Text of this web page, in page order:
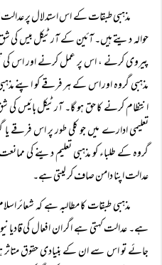
مذہبی طبقات کے اس استدلال پر عدالت
حوالہ دیتے ہیں۔ آئین کے آرٹیکل بیس
پیروی کرنے ، اس پر عمل کرنے اور اس کی
مذہبی گروہ اور اس کے ہر فرقے کو اپنے
انتظام کرنے کا حق ہو گا۔ آرٹیکل بائیس کی
تعلیمی ادارے میں جو کلی طور پر اس فرقے
گروہ کے طلباء کو مذہبی تعلیم دینے کی
عدالت اپنا دامن صاف کر لیتی ہے۔
مذہبی طبقات کا مطالبہ ہے کہ شعائر
ہے۔ عدالت کہتی ہے اگر ان افعال کی
جائے تو اس سے ان کے بنیادی حقوق